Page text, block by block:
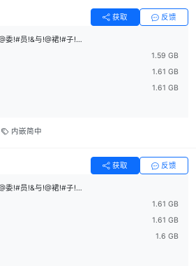
获取 反馈
F【废!@柴!#风!&纪!@委!#员!&与!@裙!#子!&长!@度!#不!&合!@规!#的!&J!@K!#的!&故!@事】
1.59 GB
1.61 GB
1.61 GB
内嵌简中
获取 反馈
F【废!@柴!#风!&纪!@委!#员!&与!@裙!#子!&长!@度!#不!&合!@规!#的!&J!@K!#的!&故!@事】
1.61 GB
1.61 GB
1.6 GB